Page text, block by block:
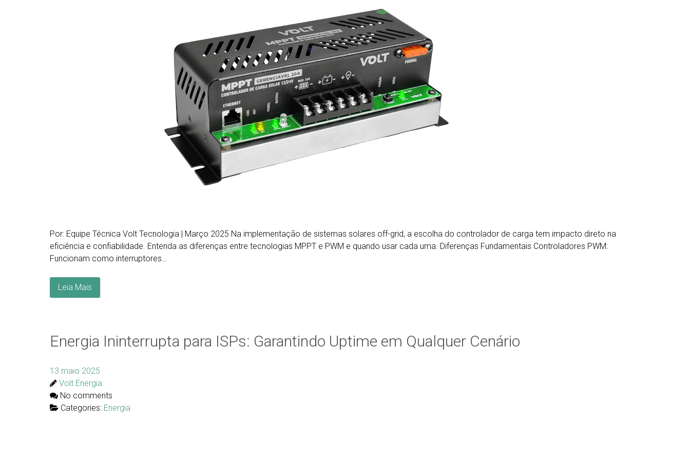
Por: Equipe Técnica Volt Tecnologia | Março 2025 Na implementação de sistemas solares off-grid, a escolha do controlador de carga tem impacto direto na
eficiência e confiabilidade. Entenda as diferenças entre tecnologias MPPT e PWM e quando usar cada uma. Diferenças Fundamentais Controladores PWM:
Funcionam como interruptores…
Leia Mais
Energia Ininterrupta para ISPs: Garantindo Uptime em Qualquer Cenário
13 maio 2025
Volt Energia
No comments
Categories: Energia